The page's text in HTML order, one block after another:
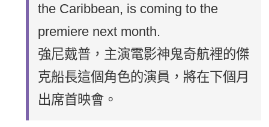
the Caribbean, is coming to the
premiere next month.
強尼戴普，主演電影神鬼奇航裡的傑
克船長這個角色的演員，將在下個月
出席首映會。